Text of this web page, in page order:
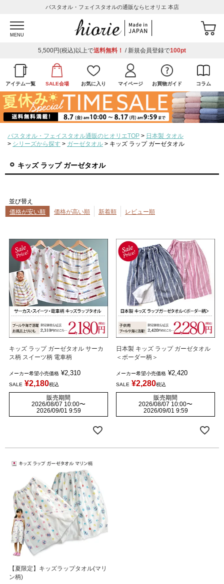
バスタオル・フェイスタオルの通販ならヒオリエ 本店
MENU
5,500円(税込)以上で送料無料！ / 新規会員登録で100pt
アイテム一覧 SALE会場 お気に入り マイページ お買物ガイド コラム
バスタオル・フェイスタオル通販のヒオリエTOP
日本製 タオル
シリーズから探す
ガーゼタオル キッズ ラップ ガーゼタオル
キッズ ラップ ガーゼタオル
並び替え
価格が安い順
価格が高い順 新着順 レビュー順
キッズ ラップ ガーゼタオル サーカ
ス柄 スイーツ柄 電車柄
メーカー希望小売価格 ¥2,310
SALE ¥2,180税込
販売期間
2026/08/07 10:00〜
2026/09/01 9:59
日本製 キッズ ラップ ガーゼタオル
＜ボーダー柄＞
メーカー希望小売価格 ¥2,420
SALE ¥2,280税込
販売期間
2026/08/07 10:00〜
2026/09/01 9:59
【夏限定】キッズラップタオル(マリ
ン柄)